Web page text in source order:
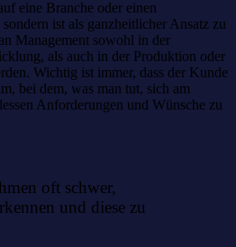
eine Branche oder einen
ist als ganzheitlicher Ansatz zu
Management sowohl in der
als auch in der Produktion oder
Wichtig ist immer, dass der Kunde
bei dem, was man tut, sich am
Anforderungen und Wünsche zu
oft schwer,
und diese zu